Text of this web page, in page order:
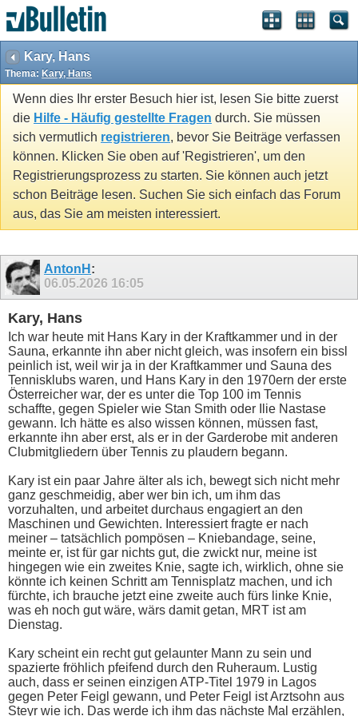
Kary, Hans
Thema: Kary, Hans
Wenn dies Ihr erster Besuch hier ist, lesen Sie bitte zuerst
die Hilfe - Häufig gestellte Fragen durch. Sie müssen
sich vermutlich registrieren, bevor Sie Beiträge verfassen
können. Klicken Sie oben auf 'Registrieren', um den
Registrierungsprozess zu starten. Sie können auch jetzt
schon Beiträge lesen. Suchen Sie sich einfach das Forum
aus, das Sie am meisten interessiert.
AntonH :
06.05.2026 16:05
Kary, Hans
Ich war heute mit Hans Kary in der Kraftkammer und in der
Sauna, erkannte ihn aber nicht gleich, was insofern ein bissl
peinlich ist, weil wir ja in der Kraftkammer und Sauna des
Tennisklubs waren, und Hans Kary in den 1970ern der erste
Österreicher war, der es unter die Top 100 im Tennis
schaffte, gegen Spieler wie Stan Smith oder Ilie Nastase
gewann. Ich hätte es also wissen können, müssen fast,
erkannte ihn aber erst, als er in der Garderobe mit anderen
Clubmitgliedern über Tennis zu plaudern begann.
Kary ist ein paar Jahre älter als ich, bewegt sich nicht mehr
ganz geschmeidig, aber wer bin ich, um ihm das
vorzuhalten, und arbeitet durchaus engagiert an den
Maschinen und Gewichten. Interessiert fragte er nach
meiner – tatsächlich pompösen – Kniebandage, seine,
meinte er, ist für gar nichts gut, die zwickt nur, meine ist
hingegen wie ein zweites Knie, sagte ich, wirklich, ohne sie
könnte ich keinen Schritt am Tennisplatz machen, und ich
fürchte, ich brauche jetzt eine zweite auch fürs linke Knie,
was eh noch gut wäre, wärs damit getan, MRT ist am
Dienstag.
Kary scheint ein recht gut gelaunter Mann zu sein und
spazierte fröhlich pfeifend durch den Ruheraum. Lustig
auch, dass er seinen einzigen ATP-Titel 1979 in Lagos
gegen Peter Feigl gewann, und Peter Feigl ist Arztsohn aus
Steyr wie ich. Das werde ich ihm das nächste Mal erzählen,